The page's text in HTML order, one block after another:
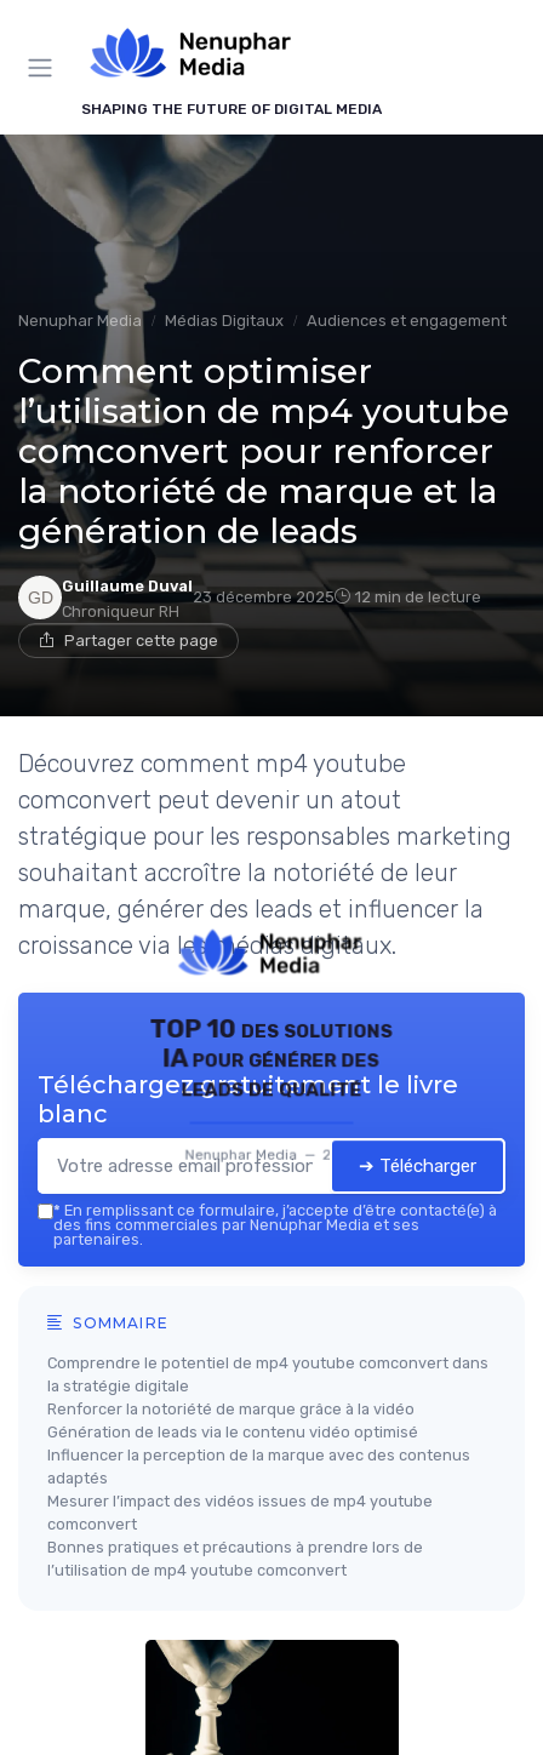
SHAPING THE FUTURE OF DIGITAL MEDIA
Nenuphar Media Médias Digitaux Audiences et engagement
Comment optimiser
l’utilisation de mp4 youtube
comconvert pour renforcer
la notoriété de marque et la
génération de leads
Guillaume Duval
Chroniqueur RH
23 décembre 2025 12 min de lecture
Partager cette page
Découvrez comment mp4 youtube
comconvert peut devenir un atout
stratégique pour les responsables marketing
souhaitant accroître la notoriété de leur
marque, générer des leads et influencer la
croissance via les médias digitaux.
TOP 10 des solutions
IA pour générer des
leads de qualité
Nenuphar Media — 2026
Téléchargez gratuitement le livre
blanc
➔ Télécharger
* En remplissant ce formulaire, j’accepte d’être contacté(e) à
des fins commerciales par Nenuphar Media et ses
partenaires.
SOMMAIRE
Comprendre le potentiel de mp4 youtube comconvert dans
la stratégie digitale
Renforcer la notoriété de marque grâce à la vidéo
Génération de leads via le contenu vidéo optimisé
Influencer la perception de la marque avec des contenus
adaptés
Mesurer l’impact des vidéos issues de mp4 youtube
comconvert
Bonnes pratiques et précautions à prendre lors de
l’utilisation de mp4 youtube comconvert